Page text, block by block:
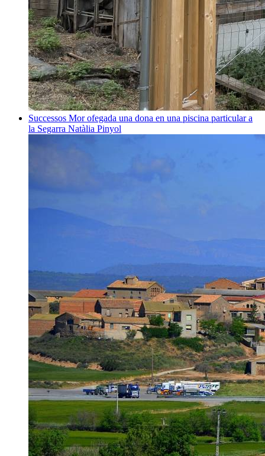
Successos Mor ofegada una dona en una piscina particular a
la Segarra Natàlia Pinyol